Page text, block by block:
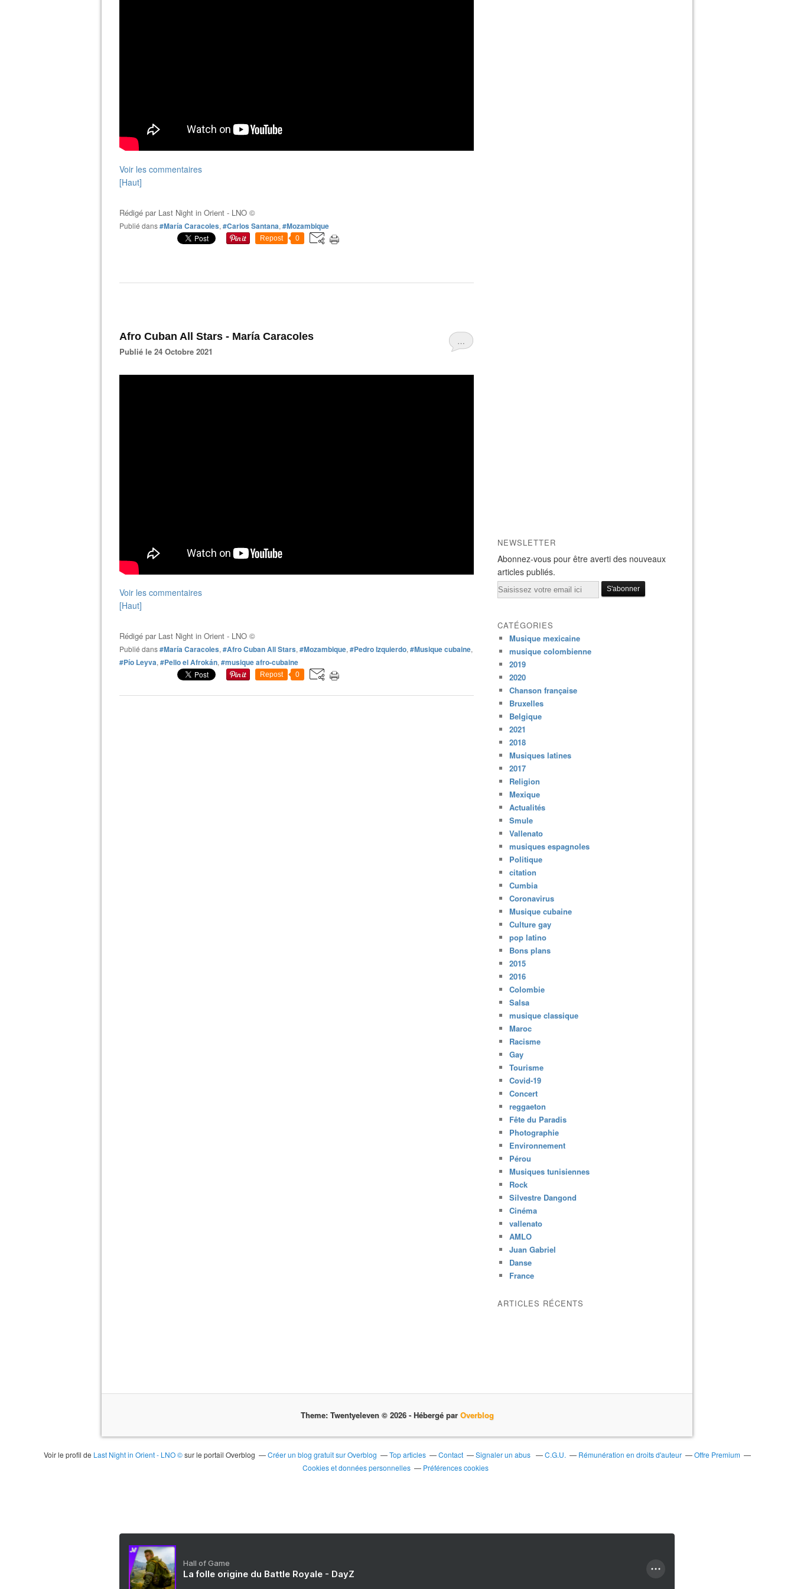
Voir les commentaires
[Haut]
Rédigé par Last Night in Orient - LNO ©
Publié dans#María Caracoles, #Carlos Santana, #Mozambique
Repost 0
…
Afro Cuban All Stars - María Caracoles
Publié le 24 Octobre 2021
Voir les commentaires
[Haut]
Rédigé par Last Night in Orient - LNO ©
Publié dans#María Caracoles, #Afro Cuban All Stars, #Mozambique, #Pedro Izquierdo, #Musique cubaine,
#Pío Leyva, #Pello el Afrokán, #musique afro-cubaine
Repost 0
NEWSLETTER
Abonnez-vous pour être averti des nouveaux
articles publiés.
Email
CATÉGORIES
Musique mexicaine
musique colombienne
2019
2020
Chanson française
Bruxelles
Belgique
2021
2018
Musiques latines
2017
Religion
Mexique
Actualités
Smule
Vallenato
musiques espagnoles
Politique
citation
Cumbia
Coronavirus
Musique cubaine
Culture gay
pop latino
Bons plans
2015
2016
Colombie
Salsa
musique classique
Maroc
Racisme
Gay
Tourisme
Covid-19
Concert
reggaeton
Fête du Paradis
Photographie
Environnement
Pérou
Musiques tunisiennes
Rock
Silvestre Dangond
Cinéma
vallenato
AMLO
Juan Gabriel
Danse
France
ARTICLES RÉCENTS
Theme: Twentyeleven © 2026 - Hébergé par Overblog
Voir le profil de Last Night in Orient - LNO ©sur le portail Overblog Créer un blog gratuit sur Overblog Top articles Contact Signaler un abus C.G.U. Rémunération en droits d'auteur
Offre Premium
Cookies et données personnelles
Préférences cookies
Hall of Game
La folle origine du Battle Royale - DayZ